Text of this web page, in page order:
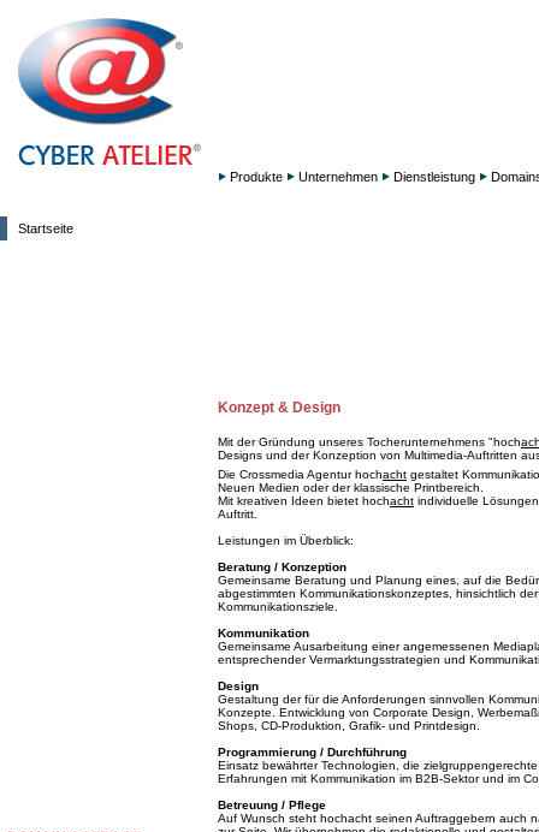
Startseite
Produkte Unternehmen Dienstleistung
Konzept & Design
Mit der Gründung unseres Tocherunternehmens "hoch
Designs und der Konzeption von Multimedia-Auftritten
Die Crossmedia Agentur hochacht gestaltet
Neuen Medien oder der klassische Printbereich.
Mit kreativen Ideen bietet hochacht individuelle
Auftritt.
Leistungen im Überblick:
Beratung / Konzeption
Gemeinsame Beratung und Planung eines, auf die
abgestimmten Kommunikationskonzeptes, hinsichtlich
Kommunikationsziele.
Kommunikation
Gemeinsame Ausarbeitung einer angemessenen
entsprechender Vermarktungsstrategien und
Design
Gestaltung der für die Anforderungen sinnvollen
Konzepte. Entwicklung von Corporate Design,
Shops, CD-Produktion, Grafik- und Printdesign.
Programmierung / Durchführung
Einsatz bewährter Technologien, die
Erfahrungen mit Kommunikation im B2B-Sektor und im
Betreuung / Pflege
Auf Wunsch steht hochacht seinen Auftraggebern auch